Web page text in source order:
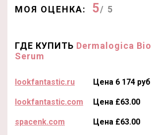
МОЯ ОЦЕНКА: 5/ 5
ГДЕ КУПИТЬ Dermalogica
Serum
lookfantastic.ru Цена 6 174 руб
lookfantastic.com Цена £63.00
spacenk.com Цена £63.00